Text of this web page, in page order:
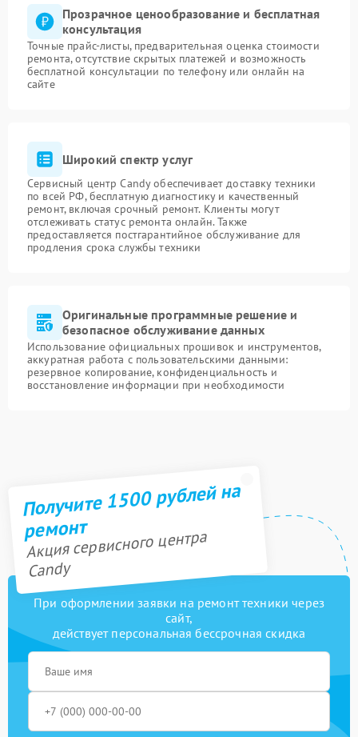
Прозрачное ценообразование и бесплатная
консультация
Точные прайс-листы, предварительная оценка стоимости
ремонта, отсутствие скрытых платежей и возможность
бесплатной консультации по телефону или онлайн на
сайте
Широкий спектр услуг
Сервисный центр Candy обеспечивает доставку техники
по всей РФ, бесплатную диагностику и качественный
ремонт, включая срочный ремонт. Клиенты могут
отслеживать статус ремонта онлайн. Также
предоставляется постгарантийное обслуживание для
продления срока службы техники
Оригинальные программные решение и
безопасное обслуживание данных
Использование официальных прошивок и инструментов,
аккуратная работа с пользовательскими данными:
резервное копирование, конфиденциальность и
восстановление информации при необходимости
Получите 1500 рублей на
ремонт
Акция сервисного центра
Candy
При оформлении заявки на ремонт техники через
сайт,
действует персональная бессрочная скидка